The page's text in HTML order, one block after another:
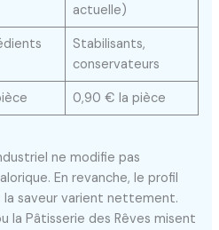
actuelle)
Stabilisants,
conservateurs
0,90 € la pièce
ne modifie pas
En revanche, le profil
saveur varient nettement.
la Pâtisserie des Rêves misent